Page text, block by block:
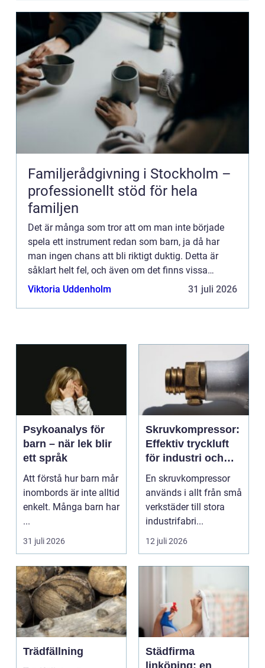
Familjerådgivning i Stockholm –
professionellt stöd för hela
familjen
Det är många som tror att om man inte började
spela ett instrument redan som barn, ja då har
man ingen chans att bli riktigt duktig. Detta är
såklart helt fel, och även om det finns vissa
studier som visar p&arin...
Viktoria Uddenholm 31 juli 2026
Psykoanalys för
barn – när lek blir
ett språk
Att förstå hur barn mår
inombords är inte alltid
enkelt. Många barn har
...
31 juli 2026
Skruvkompressor:
Effektiv tryckluft
för industri och
verkstad
En skruvkompressor
används i allt från små
verkstäder till stora
industrifabri...
12 juli 2026
Trädfällning
Städfirma